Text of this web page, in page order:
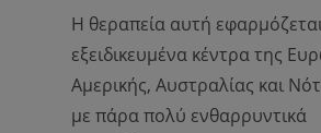
Η θεραπεία αυτή
εξειδικευμένα κέντρα της
Αμερικής, Αυστραλίας και
με πάρα πολύ ενθαρρυντικά